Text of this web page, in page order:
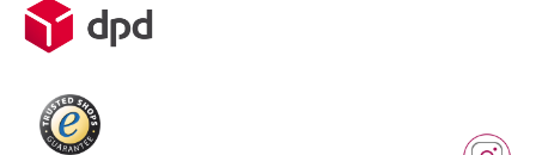
Weitere Informationen über den gesperrten Inhalt.